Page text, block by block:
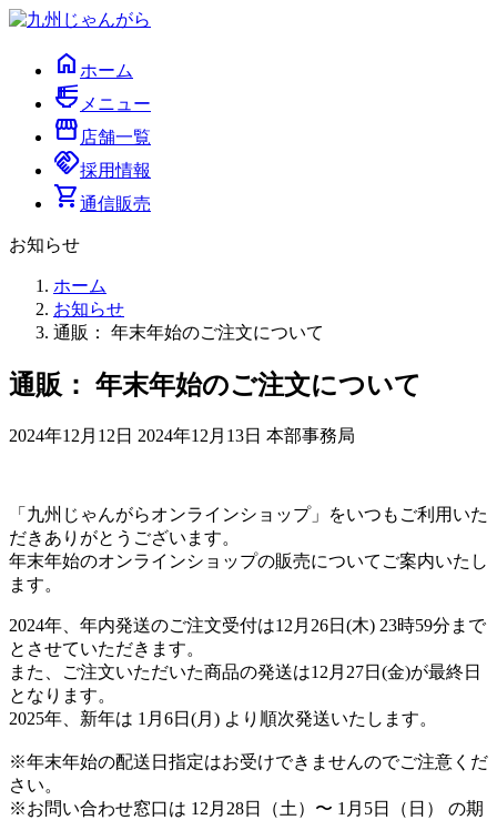
コ
ナ
home ホーム
ramen_dining メニュー
storefront 店舗一覧
handshake採用情報
shopping_cart通信販売
お知らせ
ホーム
お知らせ
通販： 年末年始のご注文について
通販： 年末年始のご注文について
2024年12月12日 最
新
日
時
:
2024年12月13日 本部事務局
「九州じゃんがらオンラインショップ」をいつもご利用いた
だきありがとうございます。
年末年始のオンラインショップの販売についてご案内いたし
ます。
2024年、年内発送のご注文受付は12月26日(木) 23時59分まで
とさせていただきます。
また、ご注文いただいた商品の発送は12月27日(金)が最終日
となります。
2025年、新年は 1月6日(月) より順次発送いたします。
※年末年始の配送日指定はお受けできませんのでご注意くだ
さい。
※お問い合わせ窓口は 12月28日（土）〜 1月5日（日） の期